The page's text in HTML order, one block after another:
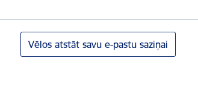
Vēlos atstāt savu e-pastu saziņai